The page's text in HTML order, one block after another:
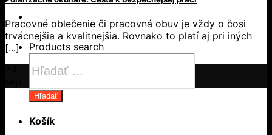
Products search
Hľadať
Košík
Pracovné oblečenie či pracovná obuv je vždy o čosi
trvácnejšia a kvalitnejšia. Rovnako to platí aj pri iných
[...]